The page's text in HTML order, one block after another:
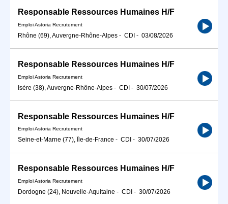
Responsable Ressources Humaines H/F
Emploi Astoria Recrutement
Rhône (69), Auvergne-Rhône-Alpes - CDI - 03/08/2026
Responsable Ressources Humaines H/F
Emploi Astoria Recrutement
Isère (38), Auvergne-Rhône-Alpes - CDI - 30/07/2026
Responsable Ressources Humaines H/F
Emploi Astoria Recrutement
Seine-et-Marne (77), Île-de-France - CDI - 30/07/2026
Responsable Ressources Humaines H/F
Emploi Astoria Recrutement
Dordogne (24), Nouvelle-Aquitaine - CDI - 30/07/2026